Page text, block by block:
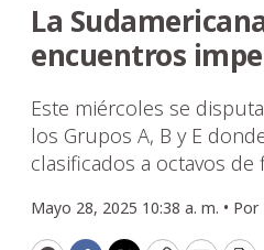
La
encuentros
Este miércoles se
los Grupos A, B y E
clasificados a octavos de
Mayo 28, 2025 10:38 a. m. • Por